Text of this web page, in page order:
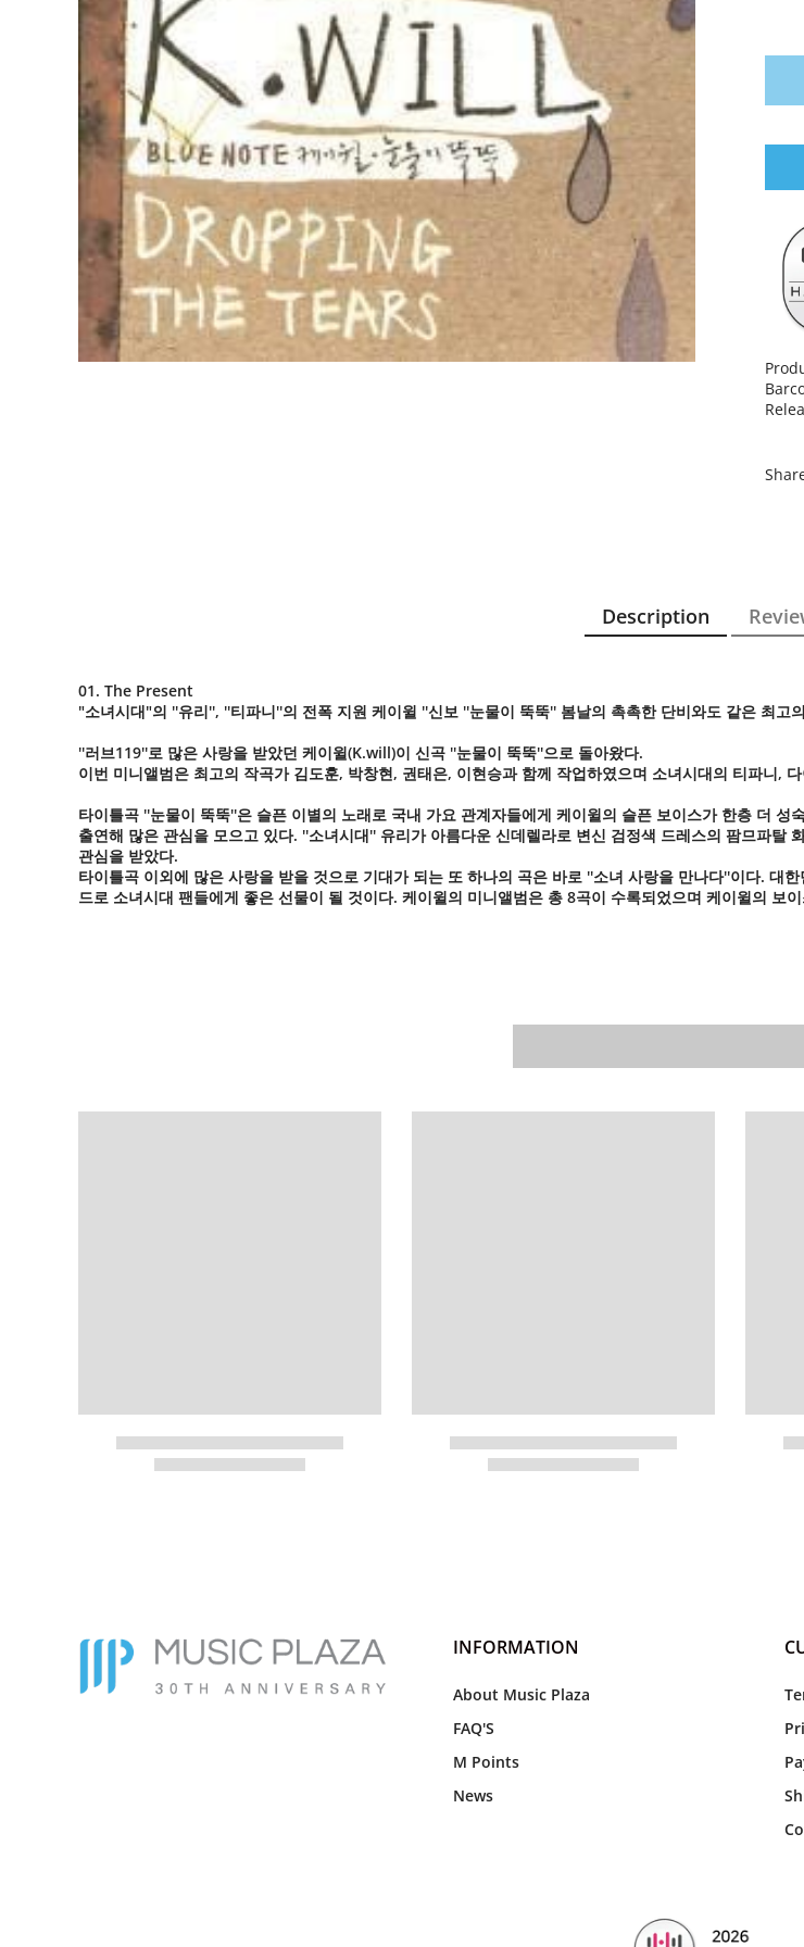
Description
01. The Present
"소녀시대"의 ''유리'', ''티파니''의 전폭 지원 케이윌 ''신보 ''눈물이 뚝뚝'' 봄날의 촉촉한 단비와도 같은 최고
''러브119''로 많은 사랑을 받았던 케이윌(K.will)이 신곡 ''눈물이 뚝뚝''으로 돌아왔다.
이번 미니앨범은 최고의 작곡가 김도훈, 박창현, 권태은, 이현승과 함께 작업하였으며 소녀시대의 티파니,
타이틀곡 ''눈물이 뚝뚝''은 슬픈 이별의 노래로 국내 가요 관계자들에게 케이윌의 슬픈 보이스가 한층 더
출연해 많은 관심을 모으고 있다. ''소녀시대'' 유리가 아름다운 신데렐라로 변신 검정색 드레스의 팜므파
관심을 받았다.
타이틀곡 이외에 많은 사랑을 받을 것으로 기대가 되는 또 하나의 곡은 바로 ''소녀 사랑을 만나다''이다. 대
드로 소녀시대 팬들에게 좋은 선물이 될 것이다. 케이윌의 미니앨범은 총 8곡이 수록되었으며 케이윌의 보
INFORMATION
About Music Plaza
FAQ'S
M Points
News